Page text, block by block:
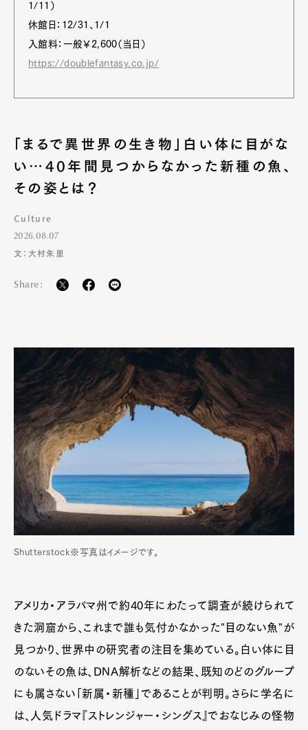
1/11）
休館日：12/31、1/1
入館料：一般￥2,600（当日）
https://doublefantasy.co.jp/
「まるで異世界の生き物」白い体に目がな
い…40年間見つからなかった新種の魚、
その姿とは？
Culture
2026.08.07
文：大村朱里
Share:
Shutterstock※写真はイメージです。
アメリカ・アラバマ州で約40年にわたって調査が続けられて
きた洞窟から、これまで誰も気付かなかった"目のない魚"が
見つかり、世界中の研究者の注目を集めている。白い体に目
のないその魚は、DNA解析などの結果、既知のどのグループ
にも属さない「新属・新種」であることが判明。さらに学名に
は、人気ドラマ『ストレンジャー・シングス』でおなじみの怪物